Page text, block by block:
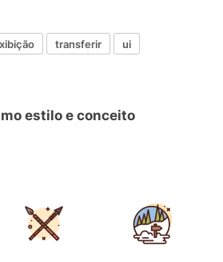
transferir ui
estilo e conceito